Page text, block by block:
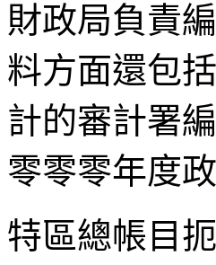
財政局負責
料方面還包
計的審計署
零零零年度
特區總帳目